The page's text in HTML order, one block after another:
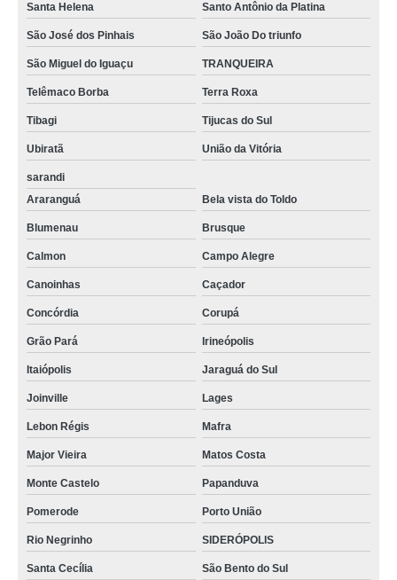
Santa Helena Santo Antônio da Platina
São José dos Pinhais São João Do triunfo
São Miguel do Iguaçu TRANQUEIRA
Telêmaco Borba Terra Roxa
Tibagi Tijucas do Sul
Ubiratã União da Vitória
sarandi
Araranguá
Bela vista do Toldo
Blumenau Brusque
Calmon Campo Alegre
Canoinhas Caçador
Concórdia Corupá
Grão Pará Irineópolis
Itaiópolis Jaraguá do Sul
Joinville Lages
Lebon Régis Mafra
Major Vieira Matos Costa
Monte Castelo Papanduva
Pomerode Porto União
Rio Negrinho SIDERÓPOLIS
Santa Cecília São Bento do Sul